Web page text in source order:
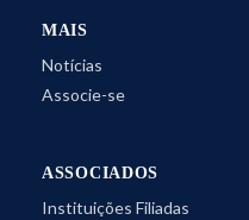
MAIS
Notícias
Associe-se
ASSOCIADOS
Instituições Filiadas